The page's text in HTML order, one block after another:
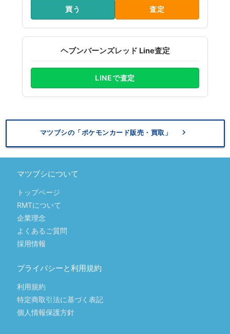
買う 査定
ヘブンバーンズレッド Line査定
LINEで査定
マツブシの「ポケモンカード販売・買取」 keyboard_arrow_right
マツブシについて
トップページ
RMTについて
企業理念
よくあるご質問
採用情報
プライバシーと利用規約
利用規約
特定商取引法に基づく表記
個人情報保護方針